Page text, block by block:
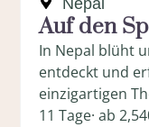
Nepal
Auf den
In Nepal blüht
entdeckt und
einzigartigen
11 Tage· ab